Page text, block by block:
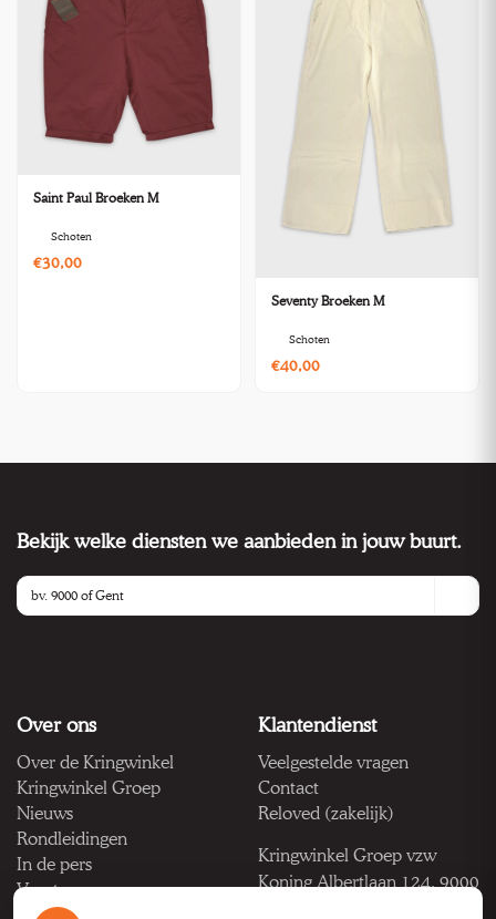
Saint Paul Broeken M
Schoten
€30,00
Seventy Broeken M
Schoten
€40,00
Bekijk welke diensten we aanbieden in jouw buurt.
Over ons
Over de Kringwinkel
Kringwinkel Groep
Nieuws
Rondleidingen
In de pers
Vacatures
Klantendienst
Veelgestelde vragen
Contact
Reloved (zakelijk)
Kringwinkel Groep vzw
Koning Albertlaan 124, 9000